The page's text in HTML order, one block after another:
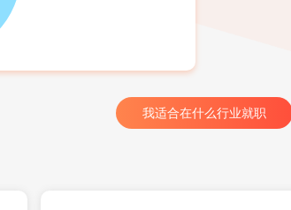
我适合在什么行业就职